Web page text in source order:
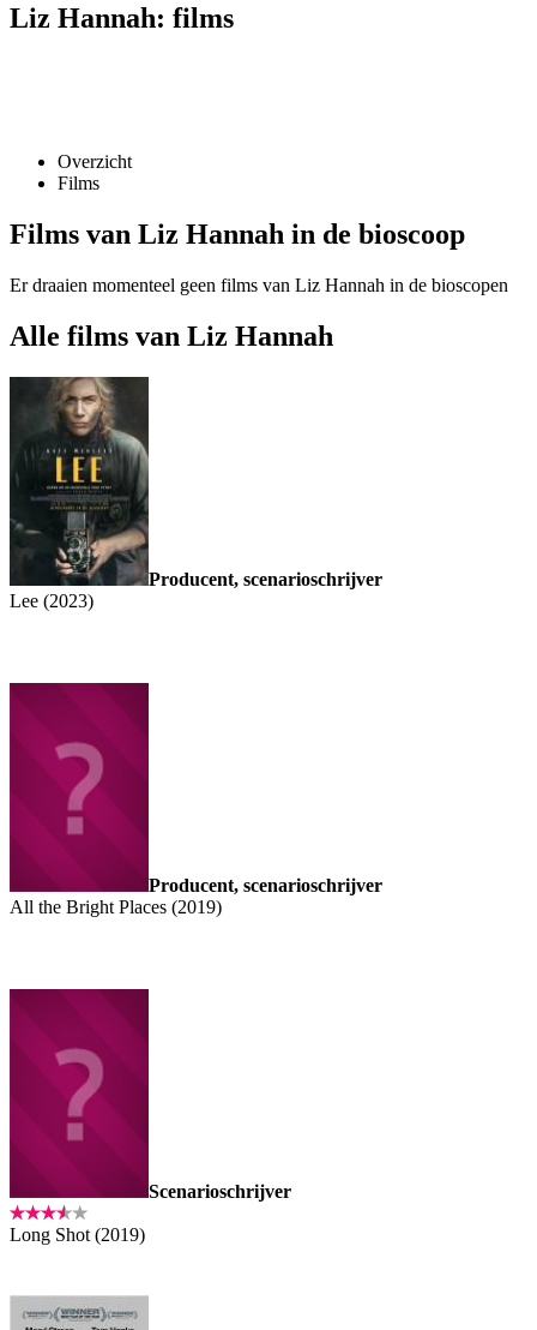
Liz Hannah: films
Overzicht
Films
Films van Liz Hannah in de bioscoop
Er draaien momenteel geen films van Liz Hannah in de bioscopen
Alle films van Liz Hannah
Producent, scenarioschrijver
Lee (2023)
Producent, scenarioschrijver
All the Bright Places (2019)
Scenarioschrijver
Long Shot (2019)